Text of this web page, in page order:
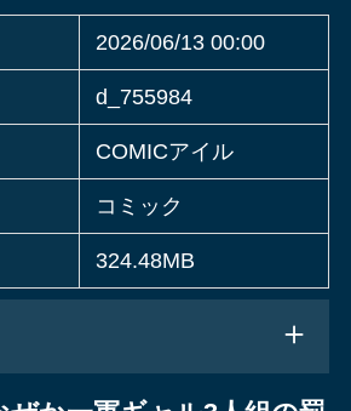
2026/06/13 00:00
d_755984
COMICアイル
コミック
324.48MB